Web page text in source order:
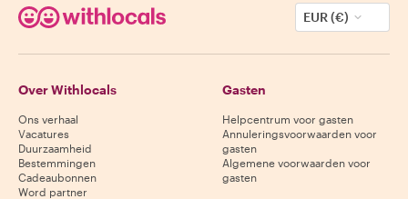
EUR (€)
Over Withlocals
Ons verhaal
Vacatures
Duurzaamheid
Bestemmingen
Cadeaubonnen
Word partner
Gasten
Helpcentrum voor gasten
Annuleringsvoorwaarden voor
gasten
Algemene voorwaarden voor
gasten